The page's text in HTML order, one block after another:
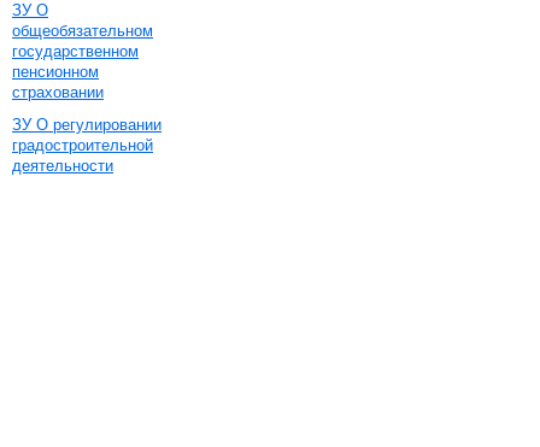
ЗУ О
общеобязательном
государственном
пенсионном
страховании
ЗУ О регулировании
градостроительной
деятельности